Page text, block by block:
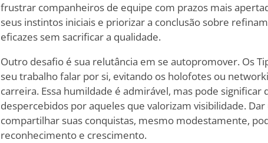
frustrar companheiros de equipe com prazos mais
seus instintos iniciais e priorizar a conclusão sobre
eficazes sem sacrificar a qualidade.
Outro desafio é sua relutância em se autopromover. Os
seu trabalho falar por si, evitando os holofotes ou
carreira. Essa humildade é admirável, mas pode significar
despercebidos por aqueles que valorizam visibilidade.
compartilhar suas conquistas, mesmo modestamente,
reconhecimento e crescimento.